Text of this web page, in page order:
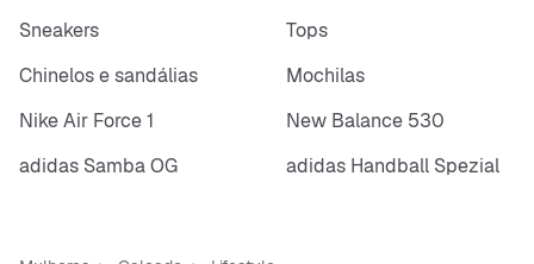
Sneakers
Tops
Chinelos e sandálias
Mochilas
Nike Air Force 1
New Balance 530
adidas Samba OG
adidas Handball Spezial